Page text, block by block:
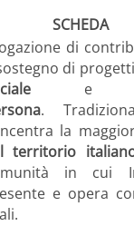
SCHEDA
di
di
.
la
territorio
in cui
e opera